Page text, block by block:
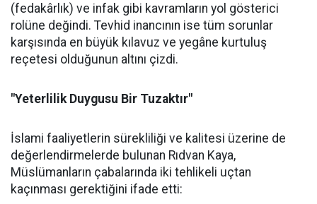
(fedakârlık) ve infak gibi kavramların yol gösterici
rolüne değindi. Tevhid inancının ise tüm sorunlar
karşısında en büyük kılavuz ve yegâne kurtuluş
reçetesi olduğunun altını çizdi.
"Yeterlilik Duygusu Bir Tuzaktır"
İslami faaliyetlerin sürekliliği ve kalitesi üzerine de
değerlendirmelerde bulunan Rıdvan Kaya,
Müslümanların çabalarında iki tehlikeli uçtan
kaçınması gerektiğini ifade etti: